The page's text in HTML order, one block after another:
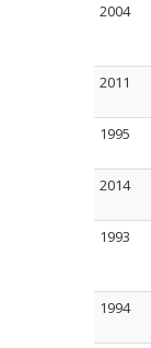
2004
2011
1995
2014
1993
1994